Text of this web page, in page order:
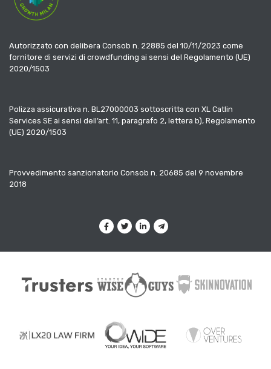
Autorizzato con delibera Consob n. 22885 del 10/11/2023 come
fornitore di servizi di crowdfunding ai sensi del Regolamento (UE)
2020/1503
Polizza assicurativa n. BL27000003 sottoscritta con XL Catlin
Services SE ai sensi dell’art. 11, paragrafo 2, lettera b), Regolamento
(UE) 2020/1503
Provvedimento sanzionatorio Consob n. 20685 del 9 novembre
2018